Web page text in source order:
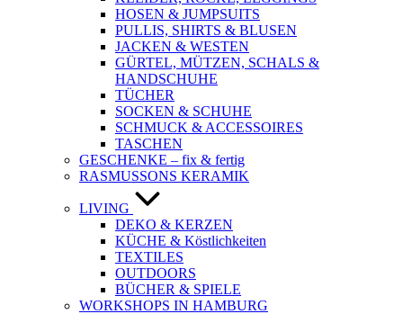
HOSEN & JUMPSUITS
PULLIS, SHIRTS & BLUSEN
JACKEN & WESTEN
GÜRTEL, MÜTZEN, SCHALS &
HANDSCHUHE
TÜCHER
SOCKEN & SCHUHE
SCHMUCK & ACCESSOIRES
TASCHEN
GESCHENKE – fix & fertig
RASMUSSONS KERAMIK
LIVING
DEKO & KERZEN
KÜCHE & Köstlichkeiten
TEXTILES
OUTDOORS
BÜCHER & SPIELE
WORKSHOPS IN HAMBURG